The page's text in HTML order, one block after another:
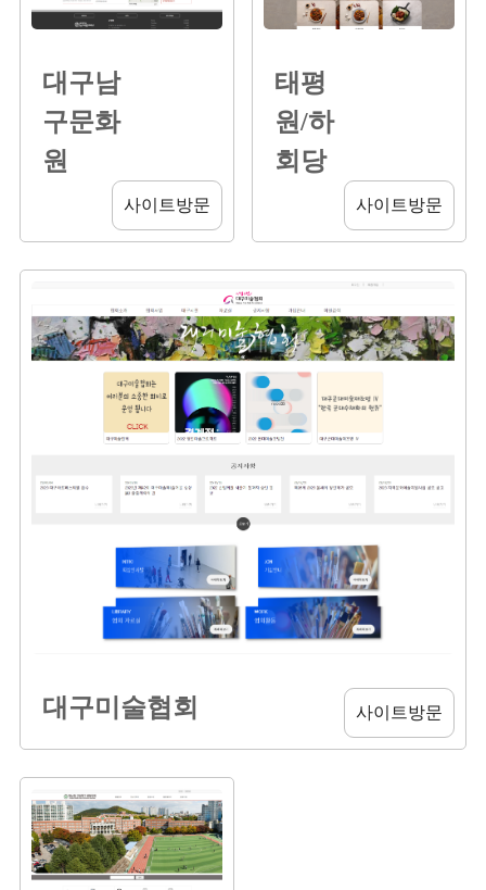
대구남
구문화
원
사이트방문
태평
원/하
회당
사이트방문
대구미술협회 사이트방문